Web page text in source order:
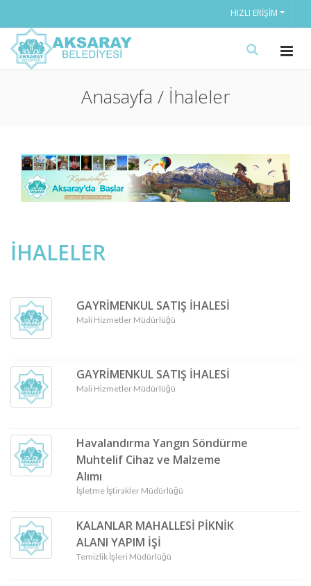
HIZLI ERIŞIM
Anasayfa / İhaleler
İHALELER
GAYRİMENKUL SATIŞ İHALESİ
Mali Hizmetler Müdürlüğü
GAYRİMENKUL SATIŞ İHALESİ
Mali Hizmetler Müdürlüğü
Havalandırma Yangın Söndürme
Muhtelif Cihaz ve Malzeme
Alımı
İşletme İştirakler Müdürlüğü
KALANLAR MAHALLESİ PİKNİK
ALANI YAPIM İŞİ
Temizlik İşleri Müdürlüğü